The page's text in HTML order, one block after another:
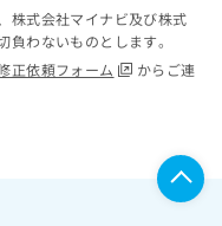
株式会社マイナビ及び株式
わないものとします。
正依頼フォーム
からご連